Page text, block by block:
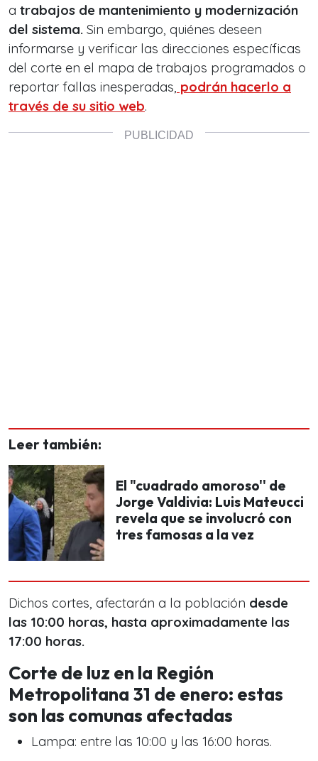
a trabajos de mantenimiento y modernización
del sistema. Sin embargo, quiénes deseen
informarse y verificar las direcciones específicas
del corte en el mapa de trabajos programados o
reportar fallas inesperadas, podrán hacerlo a
través de su sitio web.
Leer también:
El "cuadrado amoroso'' de
Jorge Valdivia: Luis Mateucci
revela que se involucró con
tres famosas a la vez
Dichos cortes, afectarán a la población desde
las 10:00 horas, hasta aproximadamente las
17:00 horas.
Corte de luz en la Región
Metropolitana 31 de enero: estas
son las comunas afectadas
Lampa: entre las 10:00 y las 16:00 horas.